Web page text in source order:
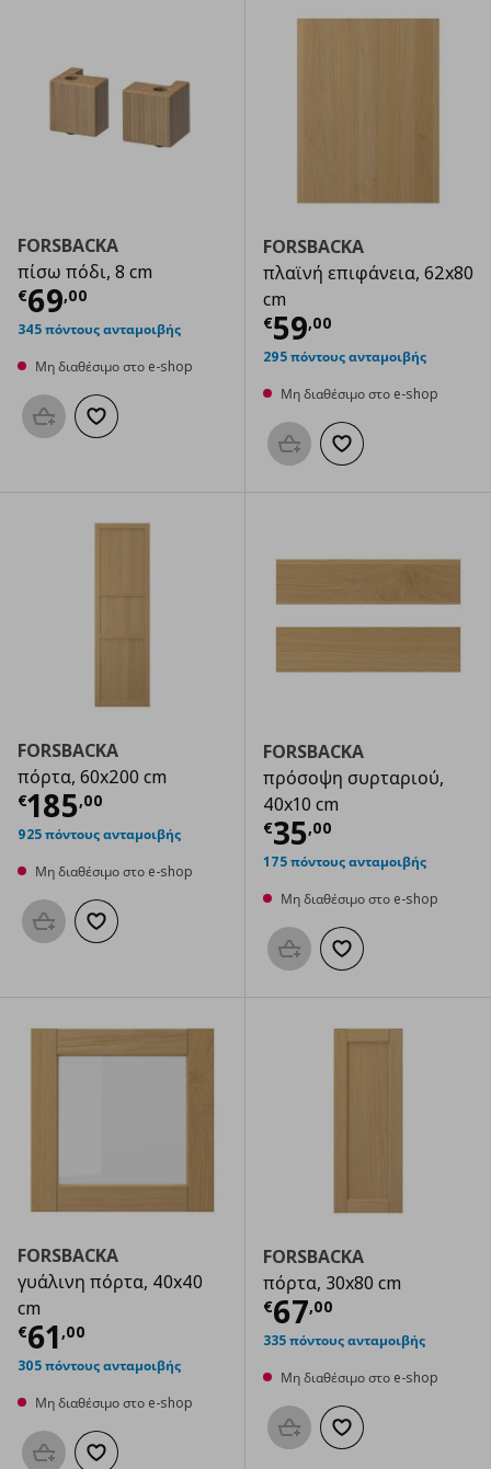
FORSBACKA
πίσω πόδι, 8 cm
€69,00
Τρέχουσα τιμή € 69,00
345 πόντους ανταμοιβής
Μη διαθέσιμο στο e-shop
Προσθήκη στο καλάθι
Προσθήκη στα αγαπημένα
FORSBACKA
πλαϊνή επιφάνεια, 62x80
cm
€59,00
Τρέχουσα
295 πόντους ανταμοιβής
Μη διαθέσιμο στο e-shop
Προσθήκη στο καλάθι
Προσθήκη στα
FORSBACKA
πόρτα, 60x200 cm
€185,00
Τρέχουσα τιμή € 185,00
925 πόντους ανταμοιβής
Μη διαθέσιμο στο e-shop
Προσθήκη στο καλάθι
Προσθήκη στα αγαπημένα
FORSBACKA
πρόσοψη συρταριού,
40x10 cm
€35,00
Τρέχουσα
175 πόντους ανταμοιβής
Μη διαθέσιμο στο e-shop
Προσθήκη στο καλάθι
Προσθήκη στα
FORSBACKA
γυάλινη πόρτα, 40x40
cm
€61 ,00
Τρέχουσα τιμή € 61,00
305 πόντους ανταμοιβής
Μη διαθέσιμο στο e-shop
Προσθήκη στο καλάθι
Προσθήκη στα αγαπημένα
FORSBACKA
πόρτα, 30x80 cm
€67,00
Τρέχουσα
335 πόντους ανταμοιβής
Μη διαθέσιμο στο e-shop
Προσθήκη στο καλάθι
Προσθήκη στα